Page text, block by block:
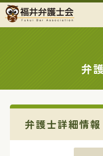
弁
弁護士詳細情報